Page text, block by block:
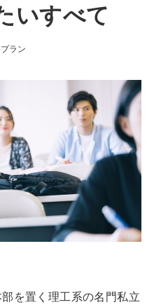
いすべて
ラン
を置く理工系の名門私立